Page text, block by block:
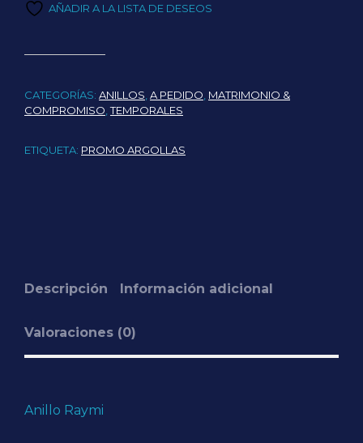
AÑADIR A LA LISTA DE DESEOS
CATEGORÍAS: ANILLOS A PEDIDO MATRIMONIO &
COMPROMISO ,TEMPORALES
ETIQUETA: PROMO ARGOLLAS
Descripción Información adicional
Valoraciones (0)
Anillo Raymi